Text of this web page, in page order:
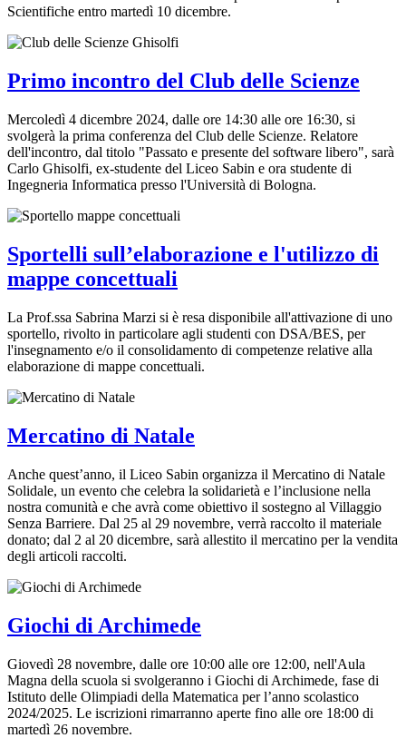
Scientifiche entro martedì 10 dicembre.
Primo incontro del Club delle Scienze
Mercoledì 4 dicembre 2024, dalle ore 14:30 alle ore 16:30, si
svolgerà la prima conferenza del Club delle Scienze. Relatore
dell'incontro, dal titolo "Passato e presente del software libero", sarà
Carlo Ghisolfi, ex-studente del Liceo Sabin e ora studente di
Ingegneria Informatica presso l'Università di Bologna.
Sportelli sull’elaborazione e l'utilizzo di
mappe concettuali
La Prof.ssa Sabrina Marzi si è resa disponibile all'attivazione di uno
sportello, rivolto in particolare agli studenti con DSA/BES, per
l'insegnamento e/o il consolidamento di competenze relative alla
elaborazione di mappe concettuali.
Mercatino di Natale
Anche quest’anno, il Liceo Sabin organizza il Mercatino di Natale
Solidale, un evento che celebra la solidarietà e l’inclusione nella
nostra comunità e che avrà come obiettivo il sostegno al Villaggio
Senza Barriere. Dal 25 al 29 novembre, verrà raccolto il materiale
donato; dal 2 al 20 dicembre, sarà allestito il mercatino per la vendita
degli articoli raccolti.
Giochi di Archimede
Giovedì 28 novembre, dalle ore 10:00 alle ore 12:00, nell'Aula
Magna della scuola si svolgeranno i Giochi di Archimede, fase di
Istituto delle Olimpiadi della Matematica per l’anno scolastico
2024/2025. Le iscrizioni rimarranno aperte fino alle ore 18:00 di
martedì 26 novembre.